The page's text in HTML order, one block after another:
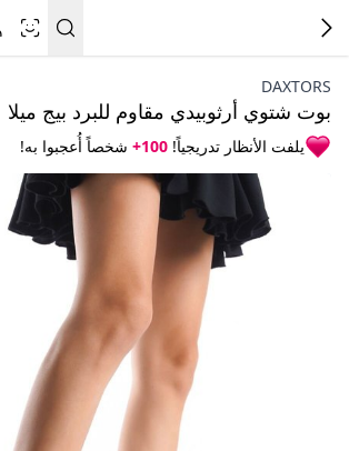
DAXTORS
بوت شتوي أرثوبيدي مقاوم للبرد بيج ميلا
يلفت الأنظار تدريجياً! 100+ شخصاً أُعجبوا به!